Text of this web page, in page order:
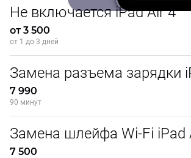
Не включается iPad Air 4
от 3 500
от 1 до 3 дней
Замена разъема зарядки
7 990
90 минут
Замена шлейфа Wi-Fi iPad
7 500